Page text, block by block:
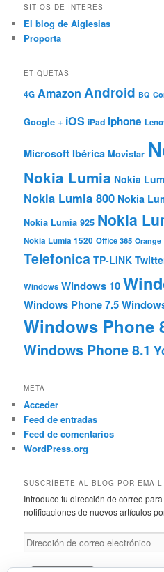
SITIOS DE INTERÉS
El blog de Aiglesias
Proporta
ETIQUETAS
4G Amazon Android BQ
Google + iOS iPad Iphone
Microsoft Ibérica Movistar
Nokia Lumia Nokia
Nokia Lumia 800 Nokia
Nokia Lumia 925 Nokia
Nokia Lumia 1520 Office 365 Orange
Telefonica TP-LINK
Windows Windows 10
Windows Phone 7.5
Windows Phone
Windows Phone 8.1
META
Acceder
Feed de entradas
Feed de comentarios
WordPress.org
SUSCRÍBETE AL BLOG POR EMAIL
Introduce tu dirección de correo
notificaciones de nuevos artículos
Dirección
de
correo